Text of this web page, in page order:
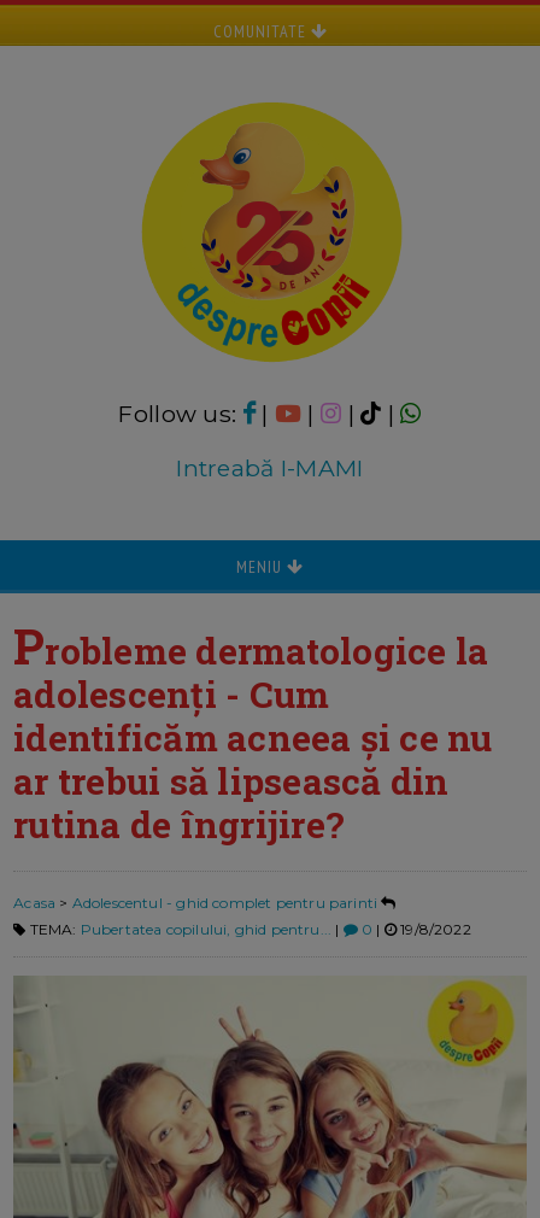
COMUNITATE
Follow us: | | |
|
Intreabă I-MAMI
MENIU
Probleme dermatologice la
adolescenți - Cum
identificăm acneea și ce nu
ar trebui să lipsească din
rutina de îngrijire?
Acasa > Adolescentul - ghid complet pentru parinti
TEMA: Pubertatea copilului, ghid pentru... | 0 | 19/8/2022